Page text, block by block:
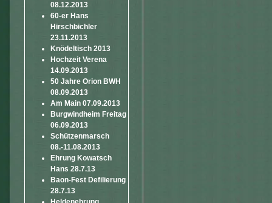
08.12.2013
60-er Hans
Hirschbichler
23.11.2013
Knödeltisch 2013
Hochzeit Verena
14.09.2013
50 Jahre Orion BWH
08.09.2013
Am Main 07.09.2013
Burgwindheim Freitag
06.09.2013
Schützenmarsch
08.-11.08.2013
Ehrung Kowatsch
Hans 28.7.13
Baon-Fest Defilierung
28.7.13